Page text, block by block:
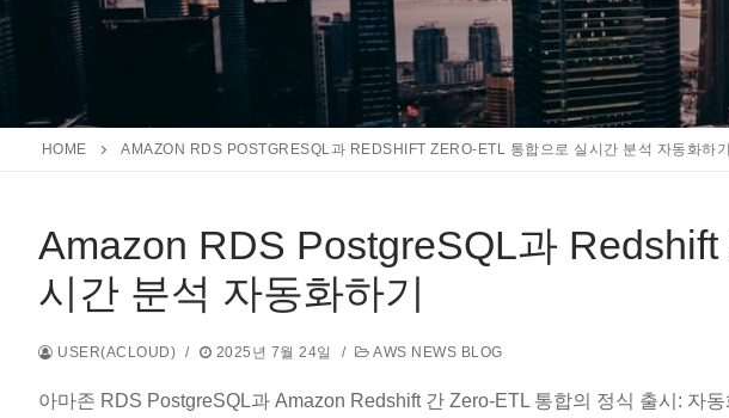
HOME AMAZON RDS POSTGRESQL과 REDSHIFT ZERO-ETL 통합으로 실시간 분석 자동화하기
Amazon RDS PostgreSQL과
시간 분석 자동화하기
USER(ACLOUD) / 2025년 7월 24일 / AWS NEWS BLOG
아마존 RDS PostgreSQL과 Amazon Redshift 간 Zero-ETL 통합의 정식 출시: 자동